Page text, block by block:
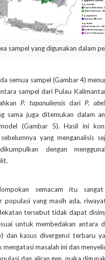
sampel yang digunakan dalam
semua sampel (Gambar 4)
sampel dari Pulau
P. tapanuliensis dari P.
sama juga ditemukan dalam
(Gambar 5). Hasil ini
yang menganalisis
dengan
semacam itu
yang masih ada,
tersebut tidak dapat
untuk membedakan antara
) dan kasus divergensi terbaru
mengatasi masalah ini dan